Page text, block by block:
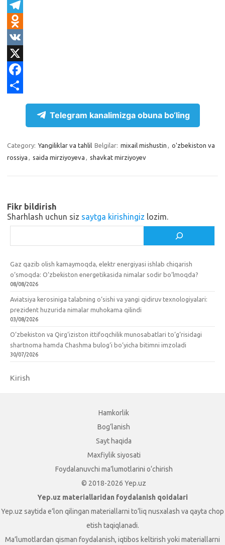
T
e
e
g
O
d
n
o
s
k
V
KX
F
b
r
Telegram kanalimizga obuna bo‘ling
Category: Yangiliklar va tahlil Belgilar: mixail mishustin , o'zbekiston va
rossiya , saida mirziyoyeva , shavkat mirziyoyev
Fikr bildirish
Sharhlash uchun siz saytga kirishingiz lozim.
Gaz qazib olish kamaymoqda, elektr energiyasi ishlab chiqarish
o‘smoqda: O‘zbekiston energetikasida nimalar sodir bo‘lmoqda?
08/08/2026
Aviatsiya kerosiniga talabning o‘sishi va yangi qidiruv texnologiyalari:
prezident huzurida nimalar muhokama qilindi
03/08/2026
O‘zbekiston va Qirg‘iziston ittifoqchilik munosabatlari to‘g‘risidagi
shartnoma hamda Chashma bulog‘i bo‘yicha bitimni imzoladi
30/07/2026
Kirish
Hamkorlik
Bog‘lanish
Sayt haqida
Maxfiylik siyosati
Foydalanuvchi ma’lumotlarini o‘chirish
© 2018-2026 Yep.uz
Yep.uz materiallaridan foydalanish qoidalari
Yep.uz saytida e’lon qilingan materiallarni to‘liq nusxalash va qayta chop
etish taqiqlanadi.
Ma’lumotlardan qisman foydalanish, iqtibos keltirish yoki materiallarni